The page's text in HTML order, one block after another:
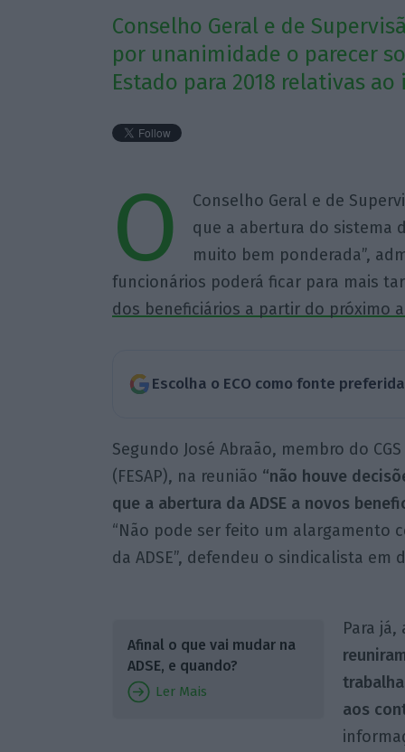
Conselho Geral e de
por unanimidade o parecer
Estado para 2018 relativas
O
Conselho Geral e de
que a abertura do sistema
muito bem ponderada”,
funcionários poderá ficar para mais
dos beneficiários a partir do próximo
Escolha o ECO como fonte
Segundo José Abraão, membro do
(FESAP), na reunião “não houve
que a abertura da ADSE a novos
“Não pode ser feito um alargamento
da ADSE”, defendeu o sindicalista em
Afinal o que vai mudar na
ADSE, e quando?
Ler Mais
Para já,
aos